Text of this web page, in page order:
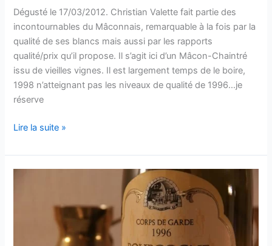
Dégusté le 17/03/2012. Christian Valette fait partie des
incontournables du Mâconnais, remarquable à la fois par la
qualité de ses blancs mais aussi par les rapports
qualité/prix qu’il propose. Il s’agit ici d’un Mâcon-Chaintré
issu de vieilles vignes. Il est largement temps de le boire,
1998 n’atteignant pas les niveaux de qualité de 1996…je
réserve
Mâcon-
Vieilles
Vignes
Lire la suite »